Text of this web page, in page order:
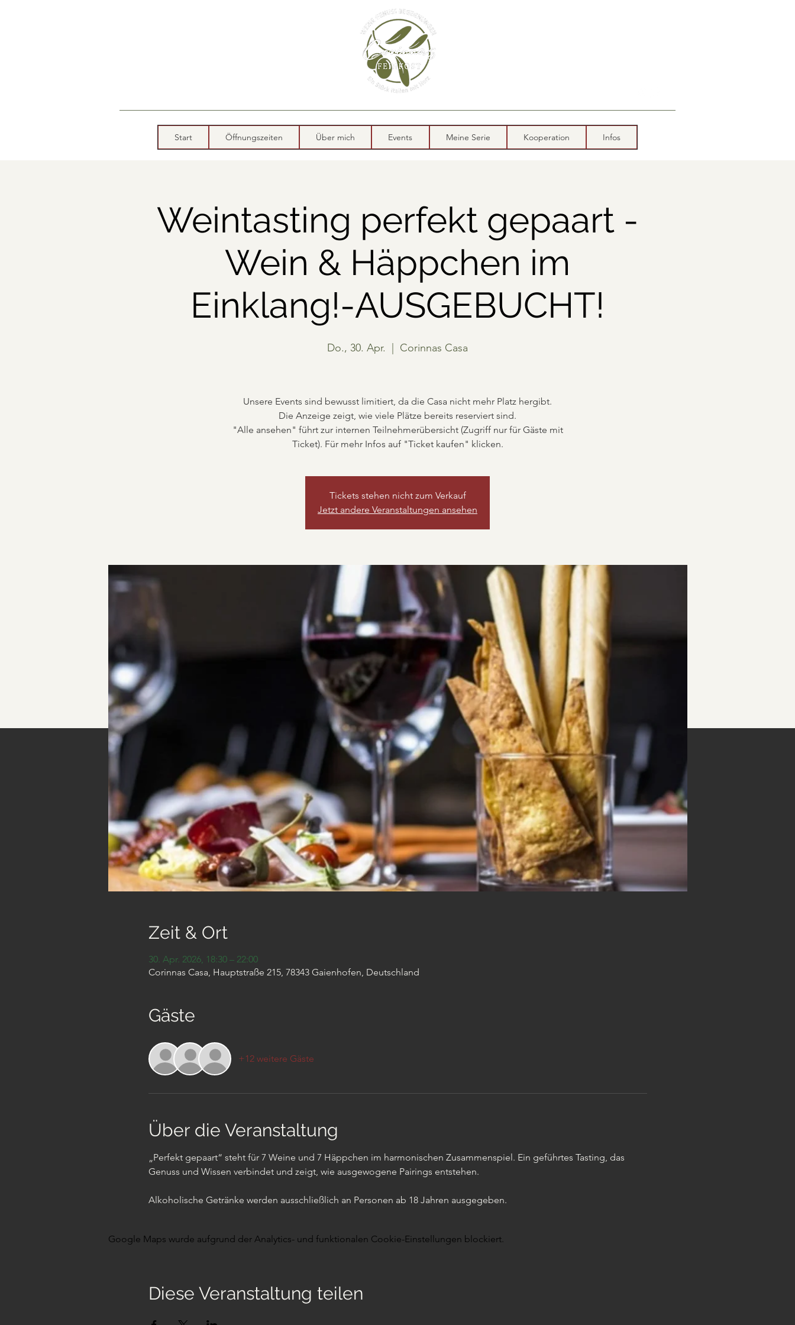
Start Öffnungszeiten Über mich Events Meine Serie Kooperation Infos
Weintasting perfekt gepaart -
Wein & Häppchen im
Einklang!-AUSGEBUCHT!
Do., 30. Apr. Corinnas Casa
Unsere Events sind bewusst limitiert, da die Casa nicht mehr Platz hergibt.
Die Anzeige zeigt, wie viele Plätze bereits reserviert sind.
"Alle ansehen" führt zur internen Teilnehmerübersicht (Zugriff nur für Gäste mit
Ticket). Für mehr Infos auf "Ticket kaufen" klicken.
Tickets stehen nicht zum Verkauf
Jetzt andere Veranstaltungen ansehen
Zeit & Ort
30. Apr. 2026, 18:30 – 22:00
Corinnas Casa, Hauptstraße 215, 78343 Gaienhofen, Deutschland
Gäste
+12 weitere Gäste
Über die Veranstaltung
„Perfekt gepaart“ steht für 7 Weine und 7 Häppchen im harmonischen Zusammenspiel. Ein geführtes Tasting, das
Genuss und Wissen verbindet und zeigt, wie ausgewogene Pairings entstehen.
Alkoholische Getränke werden ausschließlich an Personen ab 18 Jahren ausgegeben.
Google Maps wurde aufgrund der Analytics- und funktionalen Cookie-Einstellungen blockiert.
Diese Veranstaltung teilen